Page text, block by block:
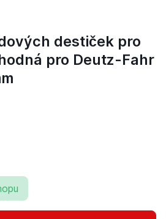
destiček pro
pro Deutz-Fahr